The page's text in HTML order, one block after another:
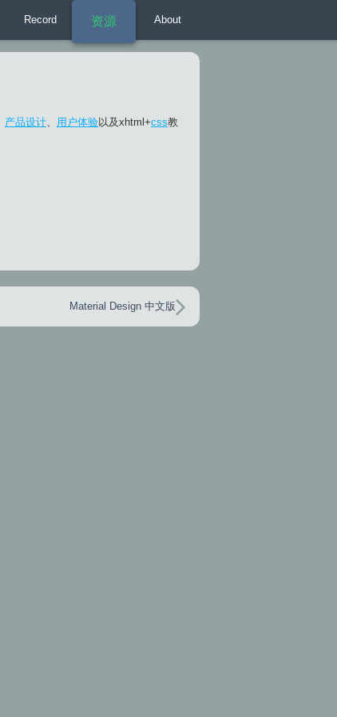
Record 资源 About
产品设计、 用户体验以及xhtml+css教
Material Design 中文版